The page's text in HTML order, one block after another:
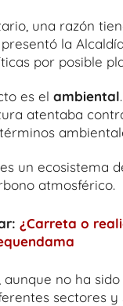
una razón
la
por posible
es el ambiental
atentaba
un ecosistema
atmosférico.
¿Carreta o
aunque no ha
sectores